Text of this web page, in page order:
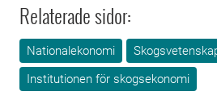
Relaterade sidor:
Nationalekonomi
Institutionen för skogsekonomi